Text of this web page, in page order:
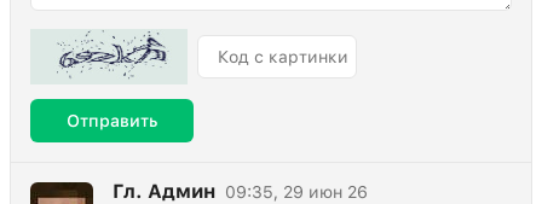
Отправить
Гл. Админ 09:35, 29 июн 26